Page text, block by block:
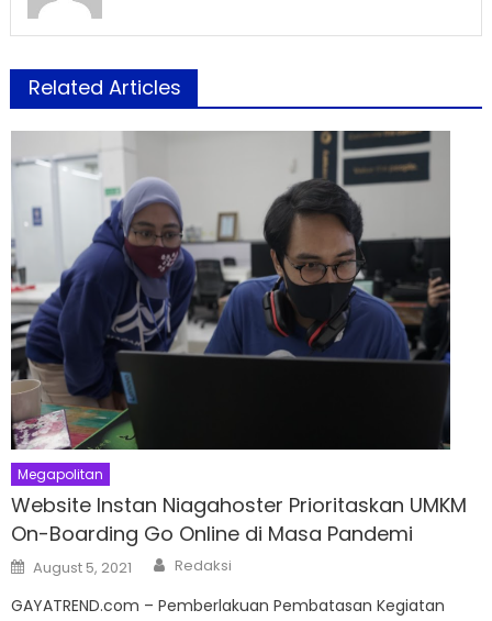
Related Articles
Megapolitan
Website Instan Niagahoster Prioritaskan UMKM
On-Boarding Go Online di Masa Pandemi
Posted
on
August 5, 2021 Author
Redaksi
GAYATREND.com – Pemberlakuan Pembatasan Kegiatan